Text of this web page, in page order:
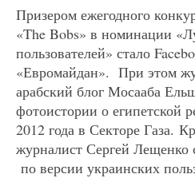
Призером ежегодного
«The Bobs» в номинации
пользователей» стало
«Евромайдан». При этом
арабский блог Мосааба
фотоистории о египетской
2012 года в Секторе Газа.
журналист Сергей Лещенко
по версии украинских